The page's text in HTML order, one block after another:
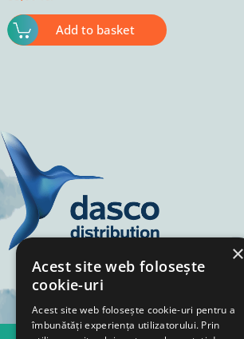
Add to basket
×
Acest site web folosește
cookie-uri
Acest site web folosește cookie-uri pentru a
îmbunătăți experiența utilizatorului. Prin